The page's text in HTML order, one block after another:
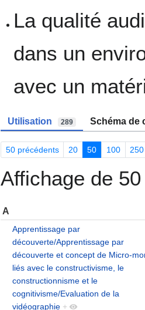
La qualité
dans un
avec un
Utilisation 289 Schéma de
50 précédents 20 50 100 250
Affichage de
A
Apprentissage par
découverte/Apprentissage par
découverte et concept de Micro-
liés avec le constructivisme, le
constructionnisme et le
cognitivisme/Evaluation de la
vidéographie +